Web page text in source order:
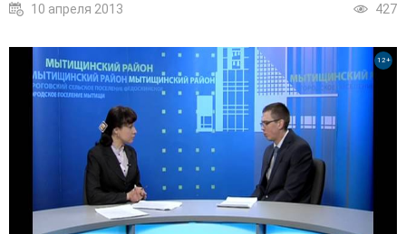
10 апреля 2013 427
12+